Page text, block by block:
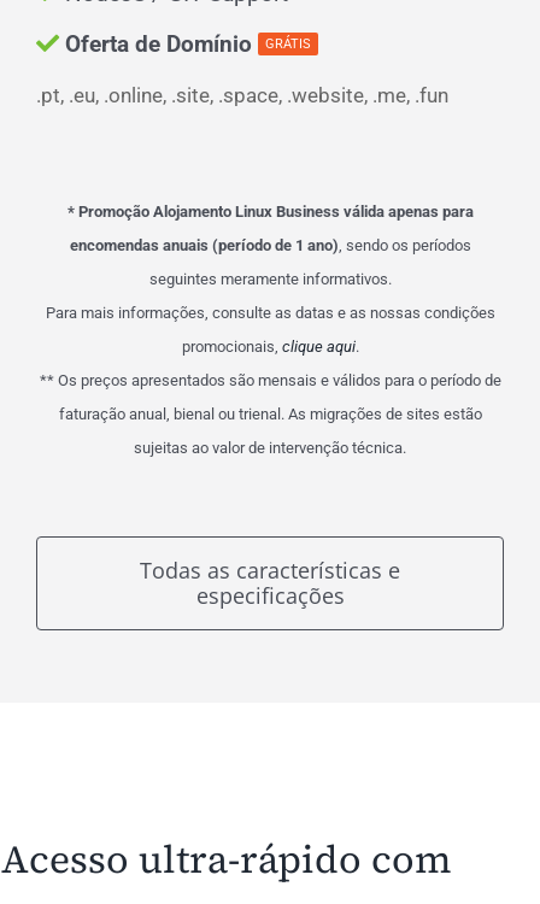
Oferta de Domínio
GRÁTIS
.pt, .eu, .online, .site, .space, .website, .me, .fun
* Promoção Alojamento Linux Business válida apenas para
encomendas anuais (período de 1 ano), sendo os períodos
seguintes meramente informativos.
Para mais informações, consulte as datas e as nossas condições
promocionais, clique aqui.
** Os preços apresentados são mensais e válidos para o período de
faturação anual, bienal ou trienal. As migrações de sites estão
sujeitas ao valor de intervenção técnica.
Todas as características e
especificações
Acesso ultra-rápido com